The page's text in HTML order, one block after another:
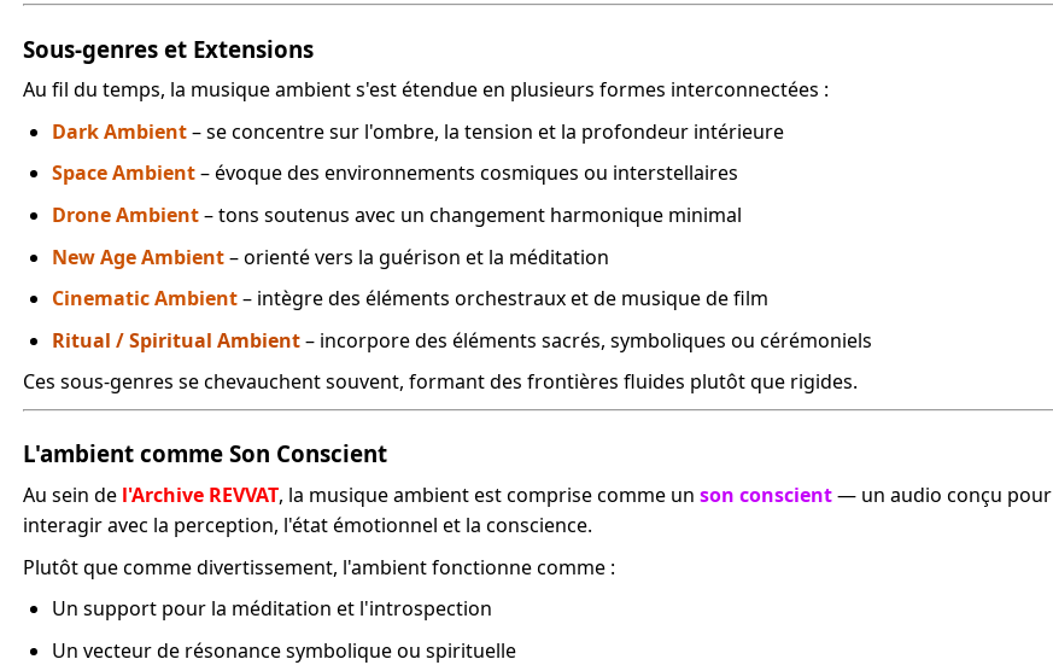
Sous-genres et Extensions
Au fil du temps, la musique ambient s'est étendue en plusieurs formes interconnectées :
Dark Ambient– se concentre sur l'ombre, la tension et la profondeur intérieure
Space Ambient– évoque des environnements cosmiques ou interstellaires
Drone Ambient– tons soutenus avec un changement harmonique minimal
New Age Ambient– orienté vers la guérison et la méditation
Cinematic Ambient– intègre des éléments orchestraux et de musique de film
Ritual / Spiritual Ambient– incorpore des éléments sacrés, symboliques ou cérémoniels
Ces sous-genres se chevauchent souvent, formant des frontières fluides plutôt que rigides.
L'ambient comme Son Conscient
Au sein de l'Archive REVVAT, la musique ambient est comprise comme unson conscient— un audio conçu pour
interagir avec la perception, l'état émotionnel et la conscience.
Plutôt que comme divertissement, l'ambient fonctionne comme :
Un support pour la méditation et l'introspection
Un vecteur de résonance symbolique ou spirituelle